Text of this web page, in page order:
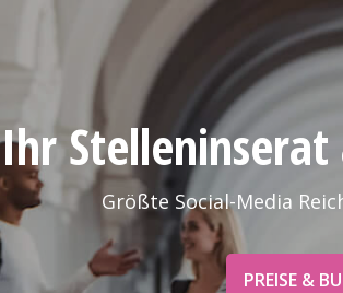
Ihr
Größte Social-Media
PREISE &